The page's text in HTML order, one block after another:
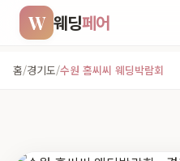
W 웨딩페어
홈/경기도/수원 홈씨씨 웨딩박람회